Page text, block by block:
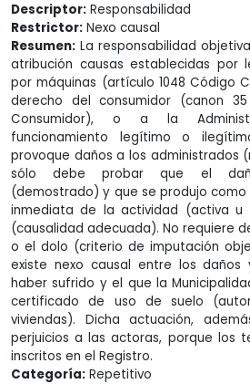
Descriptor: Responsabilidad
Restrictor: Nexo causal
Resumen: La responsabilidad
atribución causas establecidas por
por máquinas (artículo 1048 Código
derecho del consumidor (canon
Consumidor), o a la
funcionamiento legítimo o
provoque daños a los administrados
sólo debe probar que el
(demostrado) y que se produjo
inmediata de la actividad (activa u
(causalidad adecuada). No requiere
o el dolo (criterio de imputación
existe nexo causal entre los daños
haber sufrido y el que la
certificado de uso de suelo
viviendas). Dicha actuación,
perjuicios a las actoras, porque los
inscritos en el Registro.
Categoría: Repetitivo